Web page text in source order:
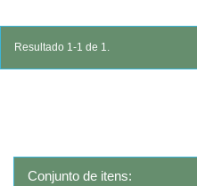
Resultado 1-1 de 1.
Conjunto de itens: